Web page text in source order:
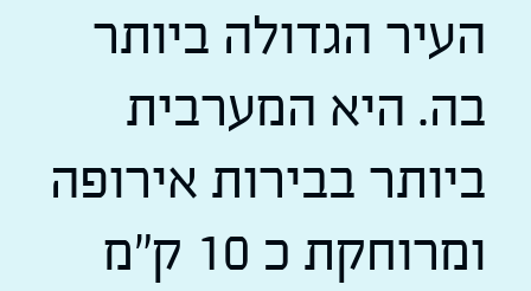
העיר הגדולה ביותר
בה. היא המערבית
ביותר בבירות אירופה
ומרוחקת כ 10 ק"מ